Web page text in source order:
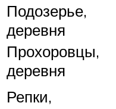
Подозерье,
деревня
Прохоровцы,
деревня
Репки,